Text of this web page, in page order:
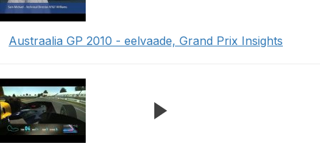
Austraalia GP 2010 - eelvaade, Grand Prix Insights